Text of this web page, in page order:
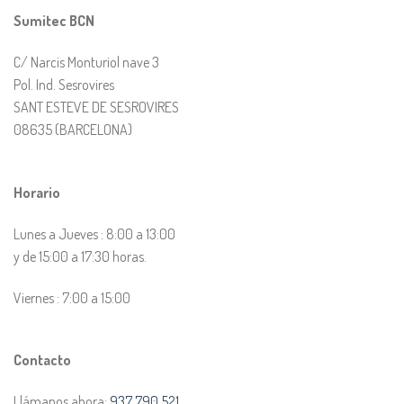
Sumitec BCN
C/ Narcis Monturiol nave 3
Pol. Ind. Sesrovires
SANT ESTEVE DE SESROVIRES
08635 (BARCELONA)
Horario
Lunes a Jueves : 8:00 a 13:00
y de 15:00 a 17:30 horas.
Viernes : 7:00 a 15:00
Contacto